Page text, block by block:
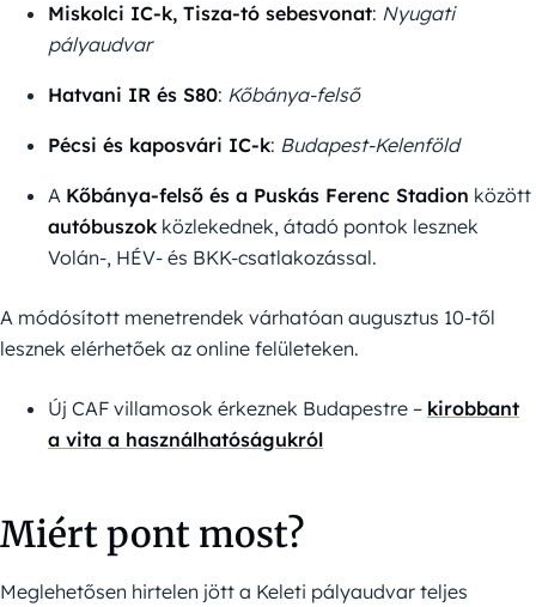
Miskolci IC-k, Tisza-tó sebesvonat: Nyugati
pályaudvar
Hatvani IR és S80: Kőbánya-felső
Pécsi és kaposvári IC-k: Budapest-Kelenföld
A Kőbánya-felső és a Puskás Ferenc Stadion között
autóbuszok közlekednek, átadó pontok lesznek
Volán-, HÉV- és BKK-csatlakozással.
A módósított menetrendek várhatóan augusztus 10-től
lesznek elérhetőek az online felületeken.
Új CAF villamosok érkeznek Budapestre – kirobbant
a vita a használhatóságukról
Miért pont most?
Meglehetősen hirtelen jött a Keleti pályaudvar teljes